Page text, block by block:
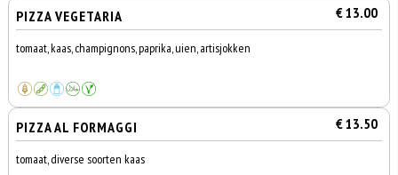
PIZZA VEGETARIA € 13.00
tomaat, kaas, champignons, paprika, uien, artisjokken
PIZZA AL FORMAGGI € 13.50
tomaat, diverse soorten kaas